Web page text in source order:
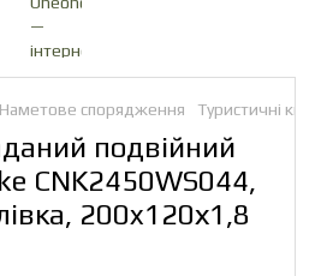
Наметове спорядження Туристичні
подвійний
CNK2450WS044,
200x120х1,8